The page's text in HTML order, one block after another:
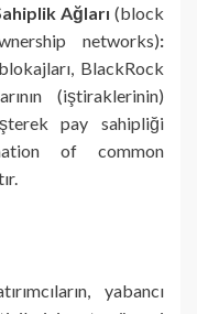
Ağları (block
networks):
BlackRock
(iştiraklerinin)
pay sahipliği
of common
yabancı